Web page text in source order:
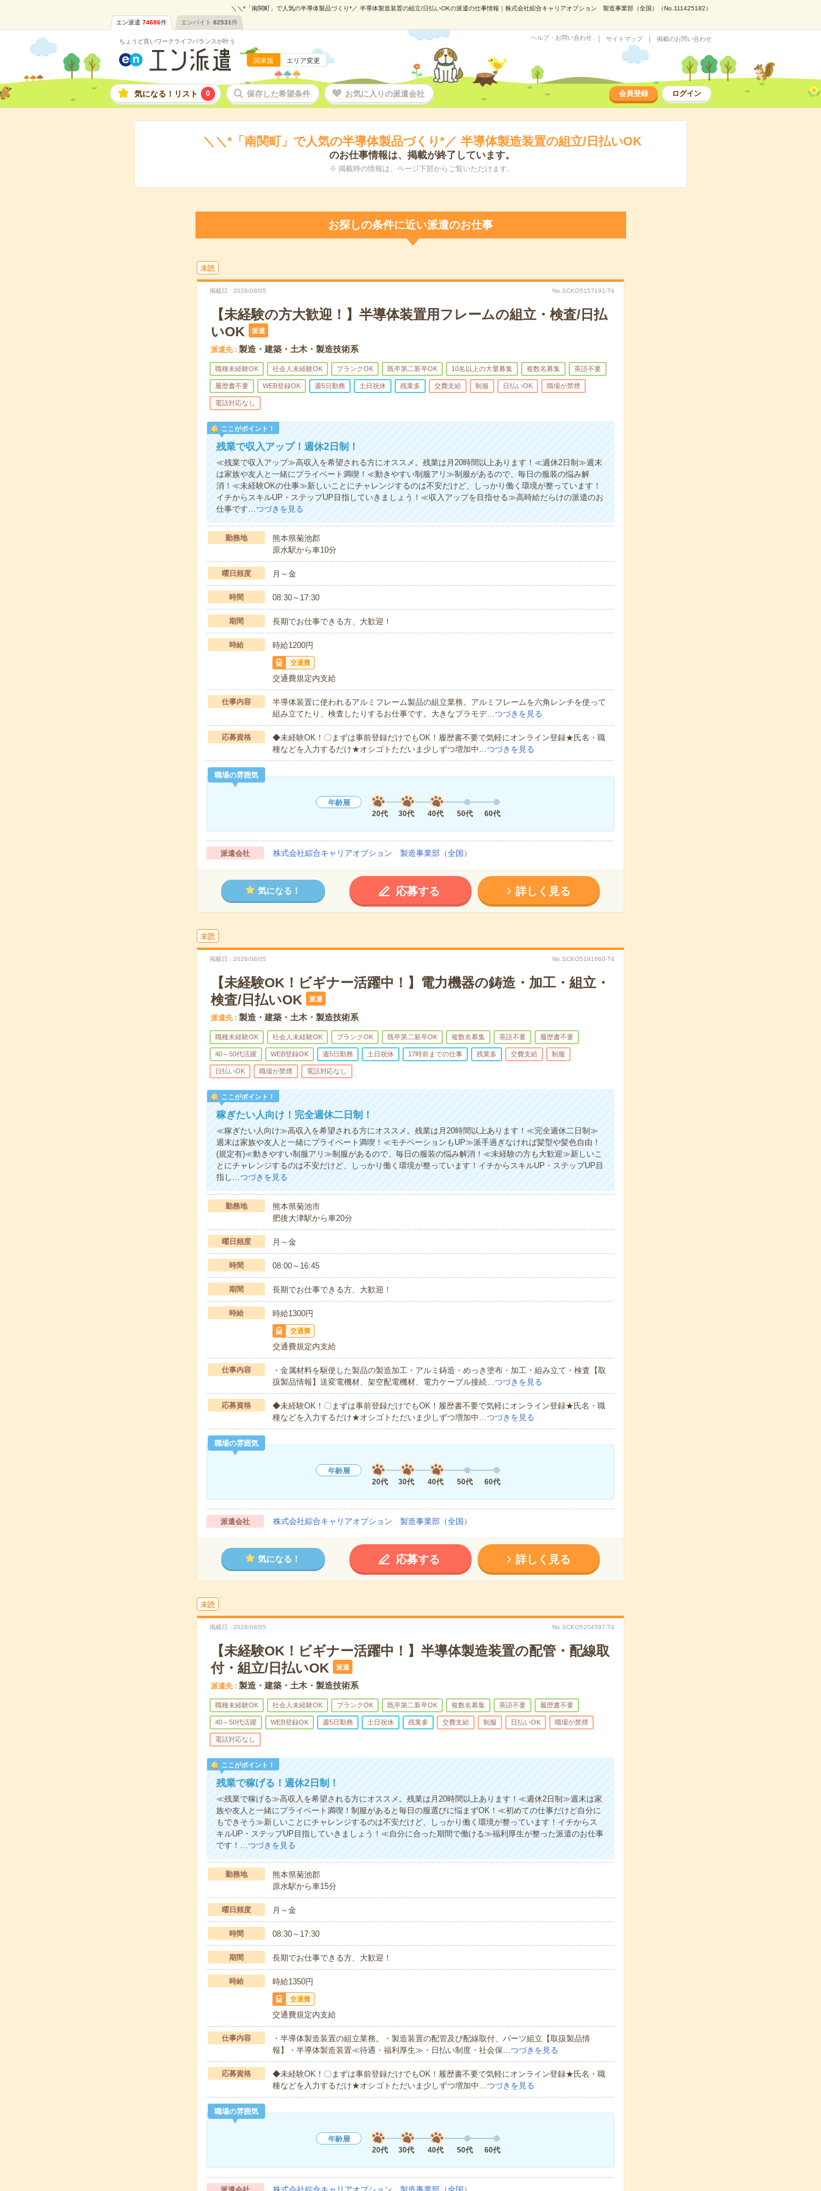
＼＼*「南関町」で人気の半導体製品づくり*／ 半導体製造装置の組立/日払いOKの派遣の仕事情報｜株式会社綜合キャリアオプション 製造事業部（全国）（No.111425182）
エン派遣 74686件 エンバイト 82531件
ちょうど良いワークライフバランスが叶う
関東版 エリア変更
ヘルプ・お問い合わせ サイトマップ 掲載のお問い合わせ
気になる！リスト 0 保存した希望条件 お気に入りの派遣会社 会員登録 ログイン
＼＼*「南関町」で人気の半導体製品づくり*／ 半導体製造装置の組立/日払いOK
のお仕事情報は、掲載が終了しています。
※ 掲載時の情報は、ページ下部からご覧いただけます。
お探しの条件に近い派遣のお仕事
未読
掲載日 2026/08/05 No.SCKO5157191-T4
【未経験の方大歓迎！】半導体装置用フレームの組立・検査/日払
いOK
派遣
派遣先 製造・建築・土木・製造技術系
職種未経験OK 社会人未経験OK ブランクOK 既卒第二新卒OK 10名以上の大量募集 複数名募集 英語不要
履歴書不要 WEB登録OK 週5日勤務 土日祝休 残業多 交費支給 制服 日払いOK 職場が禁煙
電話対応なし
ここがポイント！
残業で収入アップ！週休2日制！
≪残業で収入アップ≫高収入を希望される方にオススメ。残業は月20時間以上あります！≪週休2日制≫週末
は家族や友人と一緒にプライベート満喫！≪動きやすい制服アリ≫制服があるので、毎日の服装の悩み解
消！≪未経験OKの仕事≫新しいことにチャレンジするのは不安だけど、しっかり働く環境が整っています！
イチからスキルUP・ステップUP目指していきましょう！≪収入アップを目指せる≫高時給だらけの派遣のお
仕事です…つづきを見る
勤務地
熊本県菊池郡
原水駅から車10分
曜日頻度 月～金
時間 08:30～17:30
期間 長期でお仕事できる方、大歓迎！
時給 時給1200円
交通費
交通費規定内支給
仕事内容
半導体装置に使われるアルミフレーム製品の組立業務。アルミフレームを六角レンチを使って
組み立てたり、検査したりするお仕事です。大きなプラモデ…つづきを見る
応募資格
◆未経験OK！〇まずは事前登録だけでもOK！履歴書不要で気軽にオンライン登録★氏名・職
種などを入力するだけ★オシゴトただいま少しずつ増加中…つづきを見る
職場の雰囲気
年齢層
20代
30代 40代 50代 60代
派遣会社 株式会社綜合キャリアオプション 製造事業部（全国）
気になる！ 応募する 詳しく見る
未読
掲載日 2026/08/05 No.SCKO5191660-T4
【未経験OK！ビギナー活躍中！】電力機器の鋳造・加工・組立・
検査/日払いOK
派遣
派遣先 製造・建築・土木・製造技術系
職種未経験OK 社会人未経験OK ブランクOK 既卒第二新卒OK 複数名募集 英語不要 履歴書不要
40～50代活躍 WEB登録OK 週5日勤務 土日祝休 17時前までの仕事 残業多 交費支給 制服
日払いOK 職場が禁煙 電話対応なし
ここがポイント！
稼ぎたい人向け！完全週休二日制！
≪稼ぎたい人向け≫高収入を希望される方にオススメ。残業は月20時間以上あります！≪完全週休二日制≫
週末は家族や友人と一緒にプライベート満喫！≪モチベーションもUP≫派手過ぎなければ髪型や髪色自由！
(規定有)≪動きやすい制服アリ≫制服があるので、毎日の服装の悩み解消！≪未経験の方も大歓迎≫新しいこ
とにチャレンジするのは不安だけど、しっかり働く環境が整っています！イチからスキルUP・ステップUP目
指し…つづきを見る
勤務地
熊本県菊池市
肥後大津駅から車20分
曜日頻度 月～金
時間 08:00～16:45
期間 長期でお仕事できる方、大歓迎！
時給 時給1300円
交通費
交通費規定内支給
仕事内容
・金属材料を駆使した製品の製造加工・アルミ鋳造・めっき塗布・加工・組み立て・検査【取
扱製品情報】送変電機材、架空配電機材、電力ケーブル接続…つづきを見る
応募資格
◆未経験OK！〇まずは事前登録だけでもOK！履歴書不要で気軽にオンライン登録★氏名・職
種などを入力するだけ★オシゴトただいま少しずつ増加中…つづきを見る
職場の雰囲気
年齢層
20代
30代 40代 50代 60代
派遣会社 株式会社綜合キャリアオプション 製造事業部（全国）
気になる！ 応募する 詳しく見る
未読
掲載日 2026/08/05 No.SCKO5204597-T4
【未経験OK！ビギナー活躍中！】半導体製造装置の配管・配線取
付・組立/日払いOK
派遣
派遣先 製造・建築・土木・製造技術系
職種未経験OK 社会人未経験OK ブランクOK 既卒第二新卒OK 複数名募集 英語不要 履歴書不要
40～50代活躍 WEB登録OK 週5日勤務 土日祝休 残業多 交費支給 制服 日払いOK 職場が禁煙
電話対応なし
ここがポイント！
残業で稼げる！週休2日制！
≪残業で稼げる≫高収入を希望される方にオススメ。残業は月20時間以上あります！≪週休2日制≫週末は家
族や友人と一緒にプライベート満喫！制服があると毎日の服選びに悩まずOK！≪初めての仕事だけど自分に
もできそう≫新しいことにチャレンジするのは不安だけど、しっかり働く環境が整っています！イチからス
キルUP・ステップUP目指していきましょう！≪自分に合った期間で働ける≫福利厚生が整った派遣のお仕事
です！…つづきを見る
勤務地
熊本県菊池郡
原水駅から車15分
曜日頻度 月～金
時間 08:30～17:30
期間 長期でお仕事できる方、大歓迎！
時給 時給1350円
交通費
交通費規定内支給
仕事内容
・半導体製造装置の組立業務。・製造装置の配管及び配線取付、パーツ組立【取扱製品情
報】・半導体製造装置≪待遇・福利厚生≫・日払い制度・社会保…つづきを見る
応募資格
◆未経験OK！〇まずは事前登録だけでもOK！履歴書不要で気軽にオンライン登録★氏名・職
種などを入力するだけ★オシゴトただいま少しずつ増加中…つづきを見る
職場の雰囲気
年齢層
20代
30代 40代 50代 60代